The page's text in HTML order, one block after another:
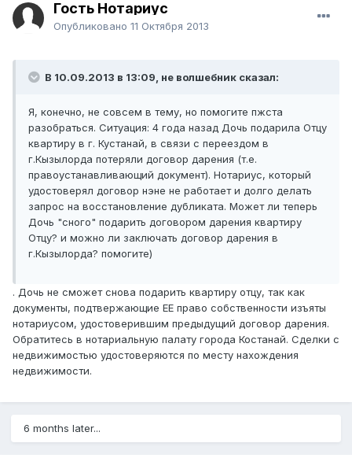
Гость Нотариус
Опубликовано 11 Октября 2013
В 10.09.2013 в 13:09, не волшебник сказал:
Я, конечно, не совсем в тему, но помогите пжста
разобраться. Ситуация: 4 года назад Дочь подарила Отцу
квартиру в г. Кустанай, в связи с переездом в
г.Кызылорда потеряли договор дарения (т.е.
правоустанавливающий документ). Нотариус, который
удостоверял договор нэне не работает и долго делать
запрос на восстановление дубликата. Может ли теперь
Дочь "сного" подарить договором дарения квартиру
Отцу? и можно ли заключать договор дарения в
г.Кызылорда? помогите)
. Дочь не сможет снова подарить квартиру отцу, так как
документы, подтвержающие ЕЕ право собственности изъяты
нотариусом, удостоверившим предыдущий договор дарения.
Обратитесь в нотариальную палату города Костанай. Сделки с
недвижимостью удостоверяются по месту нахождения
недвижимости.
6 months later...